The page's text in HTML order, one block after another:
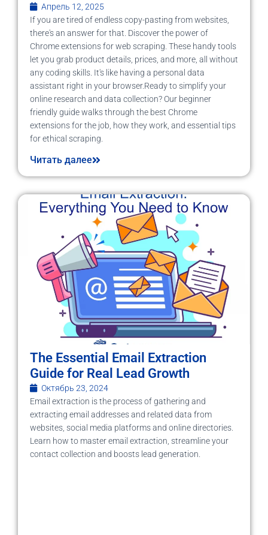
Апрель 12, 2025
If you are tired of endless copy-pasting from websites,
there's an answer for that. Discover the power of
Chrome extensions for web scraping. These handy tools
let you grab product details, prices, and more, all without
any coding skills. It's like having a personal data
assistant right in your browser.Ready to simplify your
online research and data collection? Our beginner
friendly guide walks through the best Chrome
extensions for the job, how they work, and essential tips
for ethical scraping.
Читать далее
The Essential Email Extraction
Guide for Real Lead Growth
Октябрь 23, 2024
Email extraction is the process of gathering and
extracting email addresses and related data from
websites, social media platforms and online directories.
Learn how to master email extraction, streamline your
contact collection and boosts lead generation.